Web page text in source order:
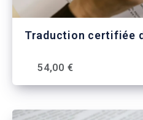
Traduction certifiée
54,00 €